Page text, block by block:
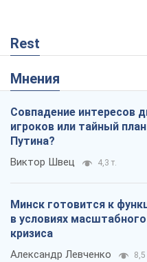
Rest
Мнения
Совпадение интересов
игроков или тайный
Путина?
Виктор Швец 4,3 т.
Минск готовится к
в условиях
кризиса
Александр Левченко 8,5